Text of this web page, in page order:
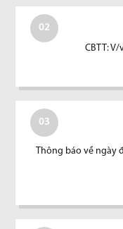
02
CBTT:
03
Thông báo về ngày